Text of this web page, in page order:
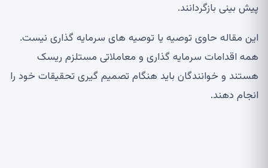
پیش بینی بازگردانند.
این مقاله حاوی توصیه یا توصیه های سرمایه گذاری نیست.
همه اقدامات سرمایه گذاری و معاملاتی مستلزم ریسک
هستند و خوانندگان باید هنگام تصمیم گیری تحقیقات خود را
انجام دهند.